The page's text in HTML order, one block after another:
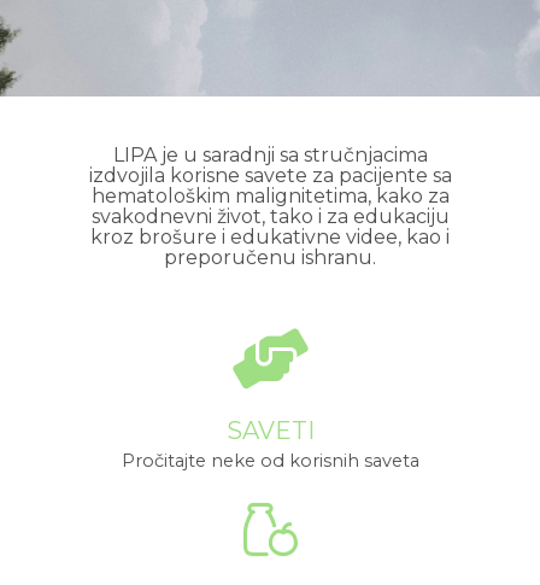
LIPA je u saradnji sa stručnjacima
izdvojila korisne savete za pacijente sa
hematološkim malignitetima, kako za
svakodnevni život, tako i za edukaciju
kroz brošure i edukativne videe, kao i
preporučenu ishranu.
SAVETI
Pročitajte neke od korisnih saveta